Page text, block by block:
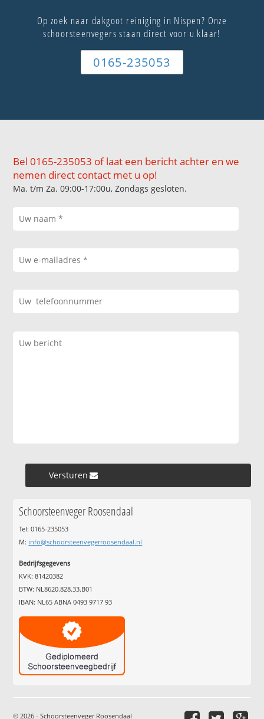
Op zoek naar dakgoot reiniging in Nispen? Onze
schoorsteenvegers staan direct voor u klaar!
0165-235053
Bel 0165-235053 of laat een bericht achter en we
nemen direct contact met u op!
Ma. t/m Za. 09:00-17:00u, Zondags gesloten.
Versturen »
Schoorsteenveger Roosendaal
Tel: 0165-235053
M: info@schoorsteenvegerroosendaal.nl
Bedrijfsgegevens
KVK: 81420382
BTW: NL8620.828.33.B01
IBAN: NL65 ABNA 0493 9717 93
© 2026 - Schoorsteenveger Roosendaal